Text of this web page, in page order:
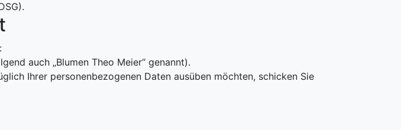
auch „Blumen Theo Meier“ genannt).
Ihrer personenbezogenen Daten ausüben möchten, schicken Sie